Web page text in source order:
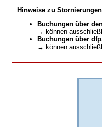
Hinweise zu
Buchungen über
→ können
Buchungen über
→ können